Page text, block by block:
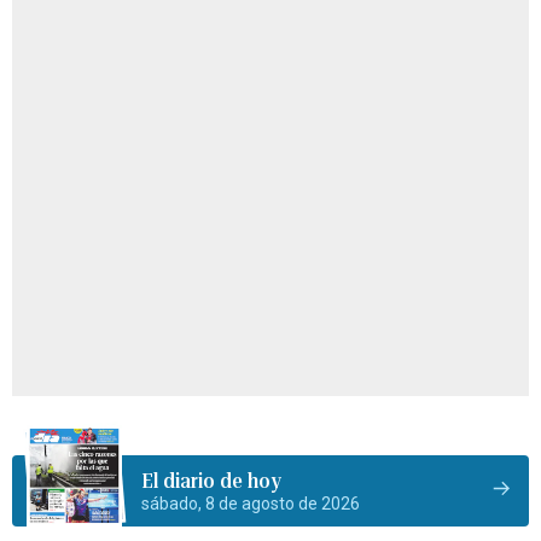
El diario de hoy
sábado, 8 de agosto de 2026